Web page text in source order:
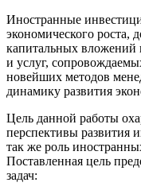
Иностранные
экономического роста,
капитальных вложений
и услуг,
новейших методов
динамику развития
Цель данной работы
перспективы развития
так же роль
Поставленная цель
задач: